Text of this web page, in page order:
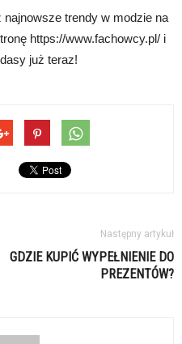
najnowsze trendy w modzie na
https://www.fachowcy.pl/ i
już teraz!
Następny artykuł
GDZIE KUPIĆ WYPEŁNIENIE DO
PREZENTÓW?